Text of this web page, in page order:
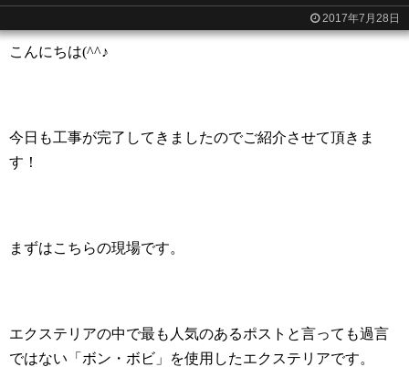
2017年7月28日
こんにちは(^^♪
今日も工事が完了してきましたのでご紹介させて頂きま
す！
まずはこちらの現場です。
エクステリアの中で最も人気のあるポストと言っても過言
ではない「ボン・ボビ」を使用したエクステリアです。